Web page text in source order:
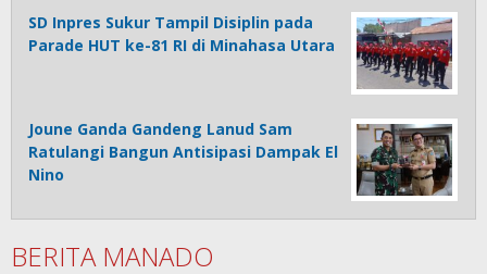
SD Inpres Sukur Tampil Disiplin pada
Parade HUT ke-81 RI di Minahasa Utara
Joune Ganda Gandeng Lanud Sam
Ratulangi Bangun Antisipasi Dampak El
Nino
BERITA MANADO